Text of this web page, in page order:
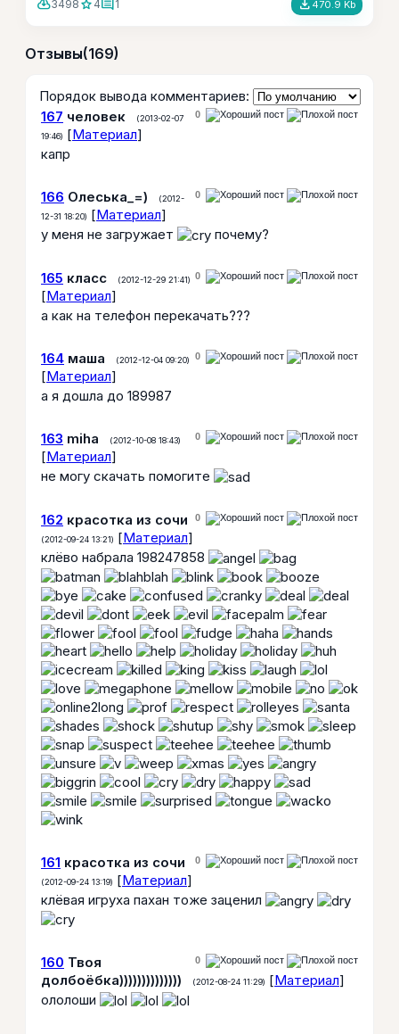
cloud_download3498 star 4comment 1 file_download 470.9 Kb
Отзывы(169)
Порядок вывода комментариев:
0
167 человек
(2013-02-07
19:46) [Материал]
капр
0
166 Олеська_=)
(2012-
12-31 18:20) [Материал]
у меня не загружает
почему?
0
165 класс (2012-12-29 21:41)
[Материал]
а как на телефон перекачать???
0
164 маша (2012-12-04 09:20)
[Материал]
а я дошла до 189987
0
163 miha (2012-10-08 18:43)
[Материал]
не могу скачать помогите
0
162 красотка из сочи
(2012-09-24 13:21) [Материал]
клёво набрала 198247858
0
161 красотка из сочи
(2012-09-24 13:19) [Материал]
клёвая игруха пахан тоже заценил
0
160 Твоя
долбоёбка))))))))))))))
(2012-08-24 11:29) [Материал]
ололоши